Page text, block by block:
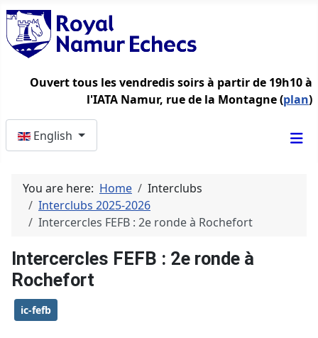
Ouvert tous les vendredis soirs à partir de 19h10 à
l'IATA Namur, rue de la Montagne (plan)
English
You are here: Home
Interclubs
Interclubs 2025-2026
Intercercles FEFB : 2e ronde à Rochefort
Intercercles FEFB : 2e ronde à
Rochefort
ic-fefb